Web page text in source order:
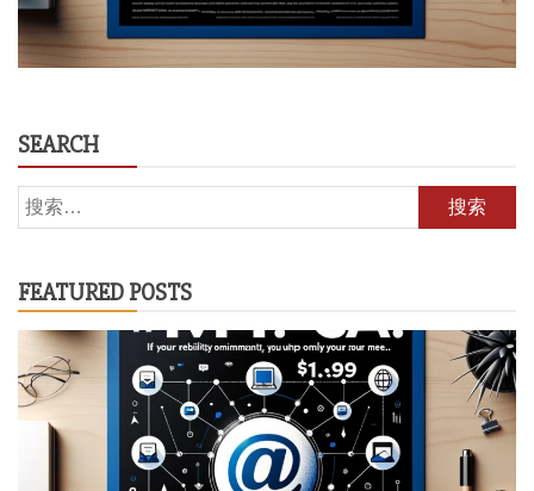
SEARCH
搜
索：
FEATURED POSTS